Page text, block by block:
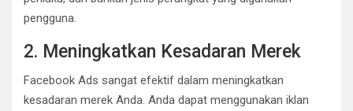
pengguna.
2. Meningkatkan Kesadaran Merek
Facebook Ads sangat efektif dalam meningkatkan
kesadaran merek Anda. Anda dapat menggunakan iklan